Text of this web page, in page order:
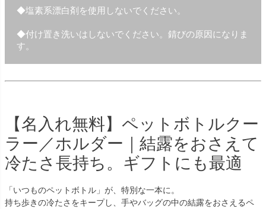
◆塩素系漂白剤を使用しないでください。
◆付け置き洗いはしないでください。錆びの原因になりま
す。
【名入れ無料】ペットボトルクー
ラー／ホルダー｜結露をおさえて
冷たさ長持ち。ギフトにも最適
「いつものペットボトル」が、特別な一本に。
持ち歩きの冷たさをキープし、手やバッグの中の結露をおさえるペ